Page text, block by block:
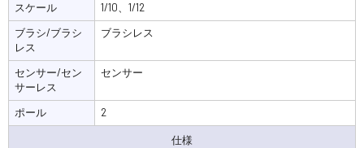
スケール
1/10、1/12
ブラシ/ブラシ
レス
ブラシレス
センサー/セン
サーレス
センサー
ポール 2
仕様